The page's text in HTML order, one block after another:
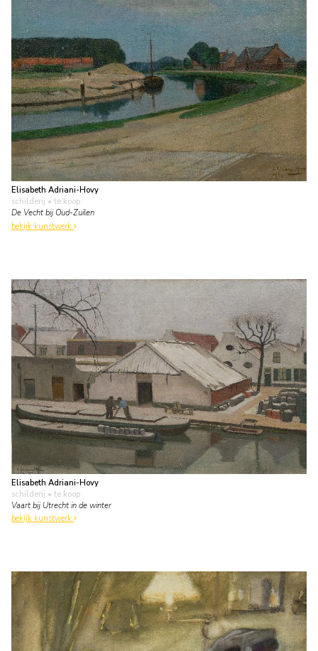
Elisabeth Adriani-Hovy
schilderij • te koop
De Vecht bij Oud-Zuilen
bekijk kunstwerk
Elisabeth Adriani-Hovy
schilderij • te koop
Vaart bij Utrecht in de winter
bekijk kunstwerk